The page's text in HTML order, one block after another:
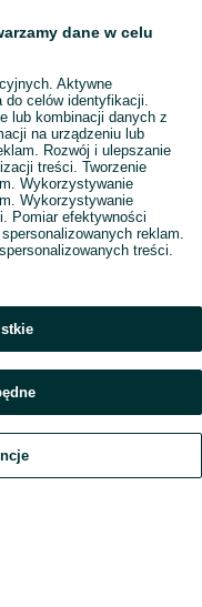
Czat Konto
dane w celu
Aktywne
do celów identyfikacji.
lub kombinacji danych z
na urządzeniu lub
Rozwój i ulepszanie
treści. Tworzenie
Wykorzystywanie
Wykorzystywanie
Pomiar efektywności
reklam.
treści.